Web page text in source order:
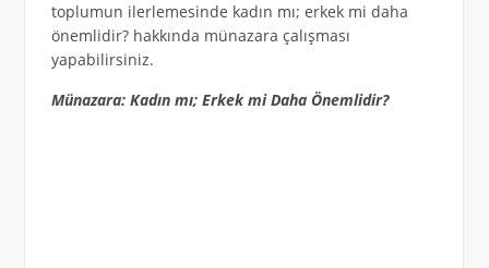
toplumun ilerlemesinde kadın mı; erkek mi daha
önemlidir? hakkında münazara çalışması
yapabilirsiniz.
Münazara: Kadın mı; Erkek mi Daha Önemlidir?